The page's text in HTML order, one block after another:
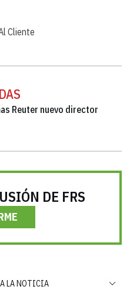
Cliente
Reuter nuevo director
DE FRS
LA NOTICIA